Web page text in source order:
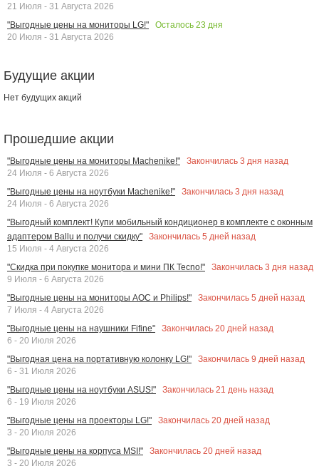
21 Июля - 31 Августа 2026
"Выгодные цены на мониторы LG!"
Осталось 23 дня
20 Июля - 31 Августа 2026
Будущие акции
Нет будущих акций
Прошедшие акции
"Выгодные цены на мониторы Machenike!" Закончилась 3 дня назад
24 Июля - 6 Августа 2026
"Выгодные цены на ноутбуки Machenike!"
Закончилась 3 дня назад
24 Июля - 6 Августа 2026
"Выгодный комплект! Купи мобильный кондиционер в комплекте с оконным
адаптером Ballu и получи скидку"
Закончилась 5 дней назад
15 Июля - 4 Августа 2026
"Скидка при покупке монитора и мини ПК Tecno!"
Закончилась 3 дня назад
9 Июля - 6 Августа 2026
"Выгодные цены на мониторы AOC и Philips!"
Закончилась 5 дней назад
7 Июля - 4 Августа 2026
"Выгодные цены на наушники Fifine"
Закончилась 20 дней назад
6 - 20 Июля 2026
"Выгодная цена на портативную колонку LG!"
Закончилась 9 дней назад
6 - 31 Июля 2026
"Выгодные цены на ноутбуки ASUS!"
Закончилась 21 день назад
6 - 19 Июля 2026
"Выгодные цены на проекторы LG!"
Закончилась 20 дней назад
3 - 20 Июля 2026
"Выгодные цены на корпуса MSI!"
Закончилась 20 дней назад
3 - 20 Июля 2026